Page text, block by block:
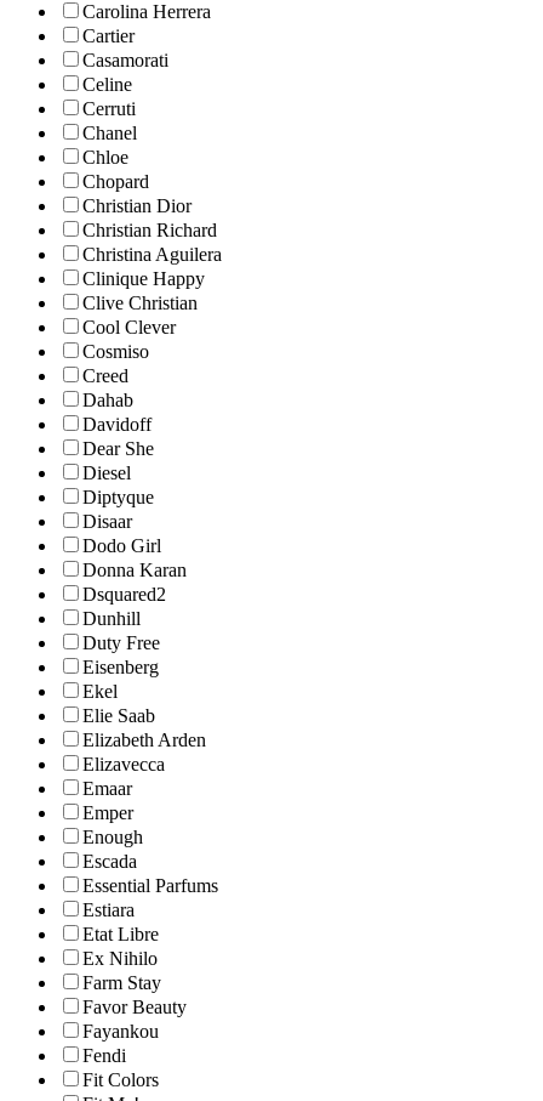
Carolina Herrera
Cartier
Casamorati
Celine
Cerruti
Chanel
Chloe
Chopard
Christian Dior
Christian Richard
Christina Aguilera
Clinique Happy
Clive Christian
Cool Clever
Cosmiso
Creed
Dahab
Davidoff
Dear She
Diesel
Diptyque
Disaar
Dodo Girl
Donna Karan
Dsquared2
Dunhill
Duty Free
Eisenberg
Ekel
Elie Saab
Elizabeth Arden
Elizavecca
Emaar
Emper
Enough
Escada
Essential Parfums
Estiara
Etat Libre
Ex Nihilo
Farm Stay
Favor Beauty
Fayankou
Fendi
Fit Colors